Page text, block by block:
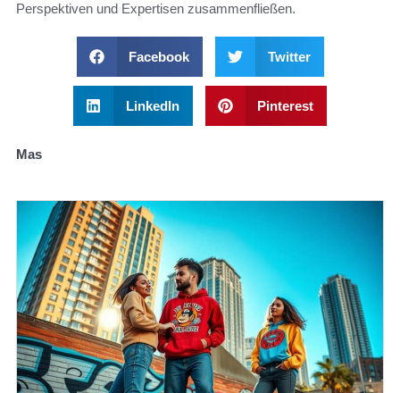
Perspektiven und Expertisen zusammenfließen.
Facebook Twitter
LinkedIn Pinterest
Mas